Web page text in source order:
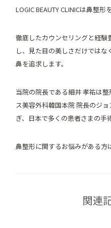
LOGIC BEAUTY CLINICは鼻整形
徹底したカウンセリングと経
し、見た目の美しさだけでは
鼻を追求します。
当院の院長である細井 孝祐は
ス美容外科韓国本院 院長のジ
ぎ、日本で多くの患者さまの手
鼻整形に関するお悩みがある方
関連